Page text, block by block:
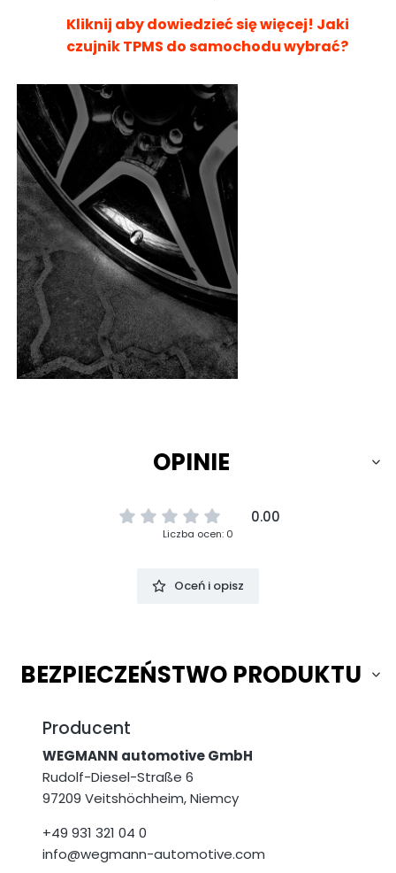
Kliknij aby dowiedzieć się więcej! Jaki
czujnik TPMS do samochodu wybrać?
OPINIE
0.00
Liczba ocen: 0
Oceń i opisz
BEZPIECZEŃSTWO PRODUKTU
Producent
WEGMANN automotive GmbH
Rudolf-Diesel-Straße 6
97209 Veitshöchheim, Niemcy
+49 931 321 04 0
info@wegmann-automotive.com